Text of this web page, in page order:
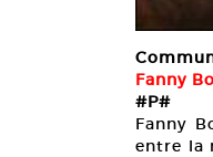
Fanny
#P#
Fanny
entre la